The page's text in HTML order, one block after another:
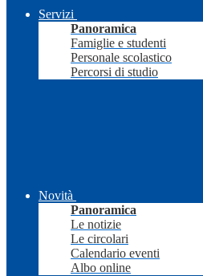
Servizi
Panoramica
Famiglie e studenti
Personale scolastico
Percorsi di studio
Novità
Panoramica
Le notizie
Le circolari
Calendario eventi
Albo online